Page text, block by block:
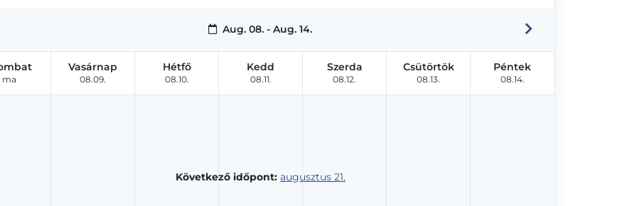
Aug. 08. - Aug. 14.
Következő időpont: augusztus 21.
ma
Vasárnap
08.09.
Hétfő
08.10.
Kedd
08.11.
Szerda
08.12.
Csütörtök
08.13.
Péntek
08.14.